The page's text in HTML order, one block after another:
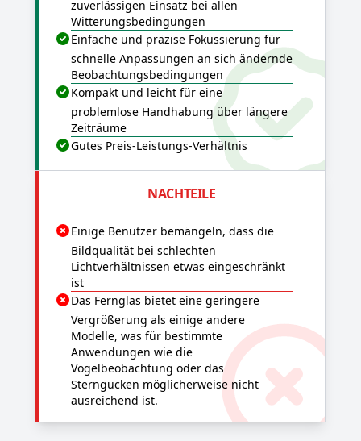
zuverlässigen Einsatz bei allen
Witterungsbedingungen
Einfache und präzise Fokussierung für
schnelle Anpassungen an sich ändernde
Beobachtungsbedingungen
Kompakt und leicht für eine
problemlose Handhabung über längere
Zeiträume
Gutes Preis-Leistungs-Verhältnis
NACHTEILE
Einige Benutzer bemängeln, dass die
Bildqualität bei schlechten
Lichtverhältnissen etwas eingeschränkt
ist
Das Fernglas bietet eine geringere
Vergrößerung als einige andere
Modelle, was für bestimmte
Anwendungen wie die
Vogelbeobachtung oder das
Sterngucken möglicherweise nicht
ausreichend ist.